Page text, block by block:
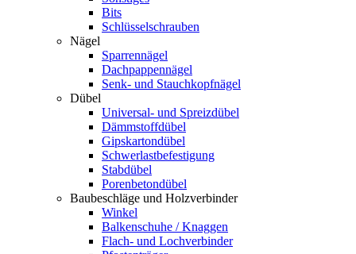
Bits
Schlüsselschrauben
Nägel
Sparrennägel
Dachpappennägel
Senk- und Stauchkopfnägel
Dübel
Universal- und Spreizdübel
Dämmstoffdübel
Gipskartondübel
Schwerlastbefestigung
Stabdübel
Porenbetondübel
Baubeschläge und Holzverbinder
Winkel
Balkenschuhe / Knaggen
Flach- und Lochverbinder